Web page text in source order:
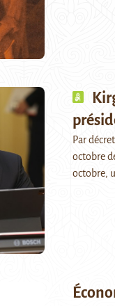
Par
octobre
octobre,